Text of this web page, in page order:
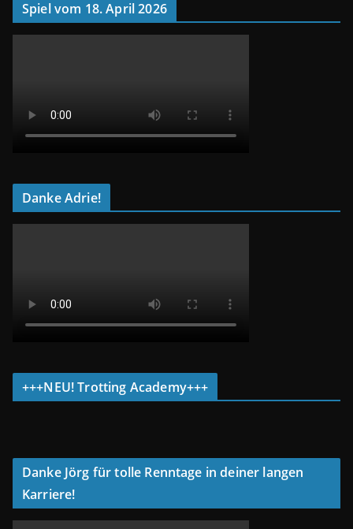
Spiel vom 18. April 2026
Danke Adrie!
+++NEU! Trotting Academy+++
Danke Jörg für tolle Renntage in deiner langen
Karriere!